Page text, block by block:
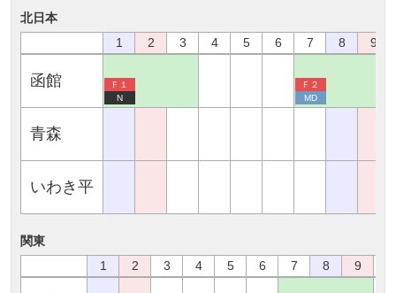
北日本
1
2 3 4 5 6 7 8 9
函館
Ｆ１
N
Ｆ２
MD
青森
いわき平
関東
1
2 3 4 5 6 7 8 9